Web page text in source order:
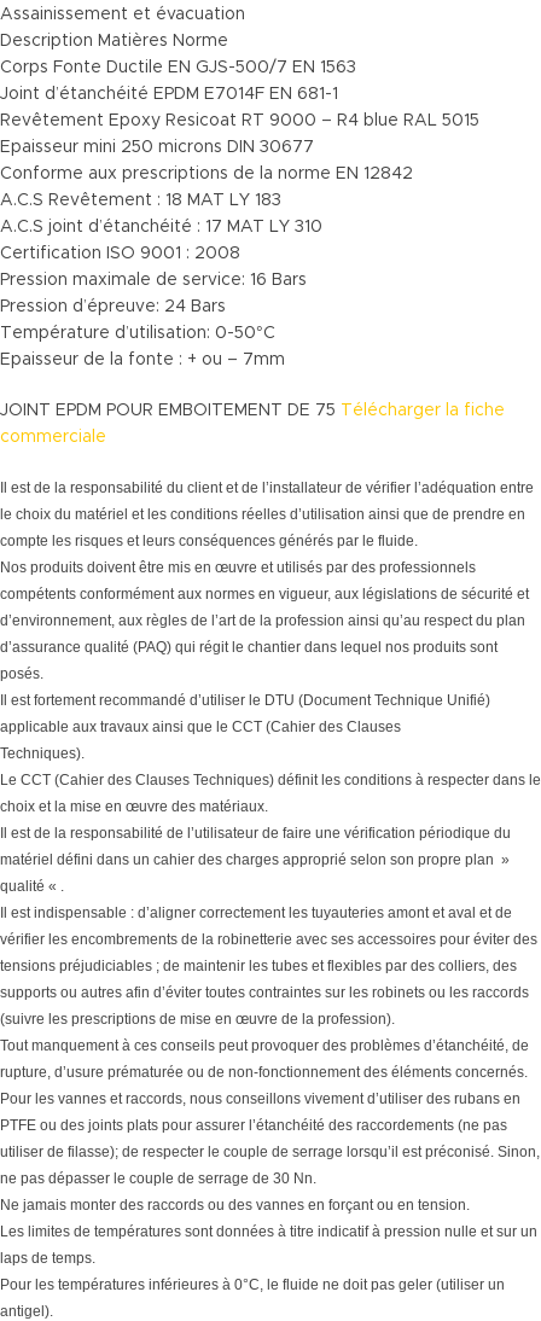
Assainissement et évacuation
Description Matières Norme
Corps Fonte Ductile EN GJS-500/7 EN 1563
Joint d’étanchéité EPDM E7014F EN 681-1
Revêtement Epoxy Resicoat RT 9000 – R4 blue RAL 5015
Epaisseur mini 250 microns DIN 30677
Conforme aux prescriptions de la norme EN 12842
A.C.S Revêtement : 18 MAT LY 183
A.C.S joint d’étanchéité : 17 MAT LY 310
Certification ISO 9001 : 2008
Pression maximale de service: 16 Bars
Pression d’épreuve: 24 Bars
Température d’utilisation: 0-50°C
Epaisseur de la fonte : + ou – 7mm
JOINT EPDM POUR EMBOITEMENT DE 75 Télécharger la fiche
commerciale
Il est de la responsabilité du client et de l’installateur de vérifier l’adéquation entre
le choix du matériel et les conditions réelles d’utilisation ainsi que de prendre en
compte les risques et leurs conséquences générés par le fluide.
Nos produits doivent être mis en œuvre et utilisés par des professionnels
compétents conformément aux normes en vigueur, aux législations de sécurité et
d’environnement, aux règles de l’art de la profession ainsi qu’au respect du plan
d’assurance qualité (PAQ) qui régit le chantier dans lequel nos produits sont
posés.
Il est fortement recommandé d’utiliser le DTU (Document Technique Unifié)
applicable aux travaux ainsi que le CCT (Cahier des Clauses
Techniques).
Le CCT (Cahier des Clauses Techniques) définit les conditions à respecter dans le
choix et la mise en œuvre des matériaux.
Il est de la responsabilité de l’utilisateur de faire une vérification périodique du
matériel défini dans un cahier des charges approprié selon son propre plan »
qualité « .
Il est indispensable : d’aligner correctement les tuyauteries amont et aval et de
vérifier les encombrements de la robinetterie avec ses accessoires pour éviter des
tensions préjudiciables ; de maintenir les tubes et flexibles par des colliers, des
supports ou autres afin d’éviter toutes contraintes sur les robinets ou les raccords
(suivre les prescriptions de mise en œuvre de la profession).
Tout manquement à ces conseils peut provoquer des problèmes d’étanchéité, de
rupture, d’usure prématurée ou de non-fonctionnement des éléments concernés.
Pour les vannes et raccords, nous conseillons vivement d’utiliser des rubans en
PTFE ou des joints plats pour assurer l’étanchéité des raccordements (ne pas
utiliser de filasse); de respecter le couple de serrage lorsqu’il est préconisé. Sinon,
ne pas dépasser le couple de serrage de 30 Nn.
Ne jamais monter des raccords ou des vannes en forçant ou en tension.
Les limites de températures sont données à titre indicatif à pression nulle et sur un
laps de temps.
Pour les températures inférieures à 0°C, le fluide ne doit pas geler (utiliser un
antigel).